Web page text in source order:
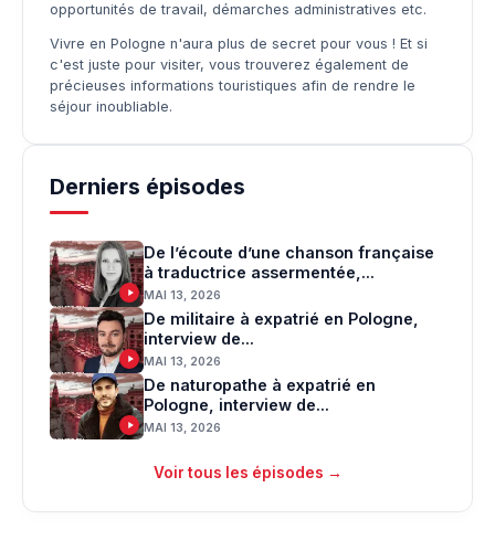
opportunités de travail, démarches administratives etc.
Vivre en Pologne n'aura plus de secret pour vous ! Et si
c'est juste pour visiter, vous trouverez également de
précieuses informations touristiques afin de rendre le
séjour inoubliable.
Derniers épisodes
De l’écoute d’une chanson française
à traductrice assermentée,...
MAI 13, 2026
De militaire à expatrié en Pologne,
interview de...
MAI 13, 2026
De naturopathe à expatrié en
Pologne, interview de...
MAI 13, 2026
Voir tous les épisodes →